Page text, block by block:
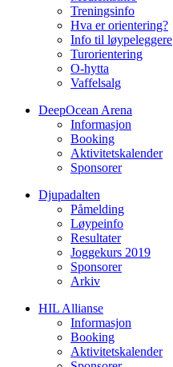
Treningsinfo
Hva er orientering?
Info til løypeleggere
Turorientering
O-hytta
Vaffelsalg
DeepOcean Arena
Informasjon
Booking
Aktivitetskalender
Sponsorer
Djupadalten
Påmelding
Løypeinfo
Resultater
Joggekurs 2019
Sponsorer
Arkiv
HIL Allianse
Informasjon
Booking
Aktivitetskalender